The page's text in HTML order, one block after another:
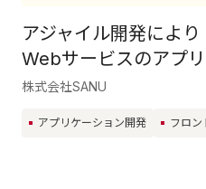
アジャイル開発により
Webサービスのアプ
株式会社SANU
アプリケーション開発 フロン